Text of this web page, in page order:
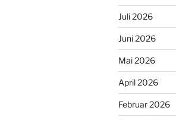
Juli 2026
Juni 2026
Mai 2026
April 2026
Februar 2026